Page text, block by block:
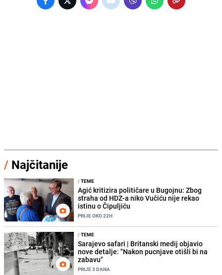
/ Najčitanije
/TEME
Agić kritizira političare u Bugojnu: Zbog
straha od HDZ-a niko Vučiću nije rekao
istinu o Čipuljiću
PRIJE OKO 22H
/TEME
Sarajevo safari | Britanski medij objavio
nove detalje: "Nakon pucnjave otišli bi na
zabavu"
PRIJE 3 DANA